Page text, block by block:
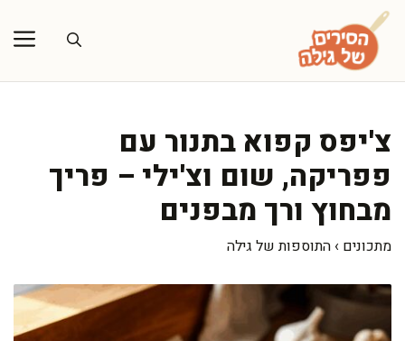
לדלג
לתוכן
צ'יפס קפוא בתנור עם
פפריקה, שום וצ'ילי – פריך
מבחוץ ורך מבפנים
מתכונים › התוספות של גילה